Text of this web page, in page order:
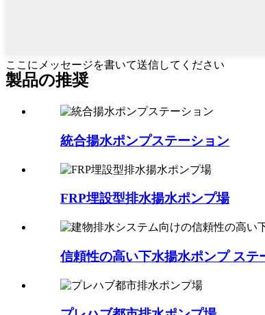
ここにメッセージを書いて送信してください
製品の推奨
統合揚水ポンプステーション
FRP埋設型排水揚水ポンプ場
信頼性の高い下水揚水ポンプ ステ